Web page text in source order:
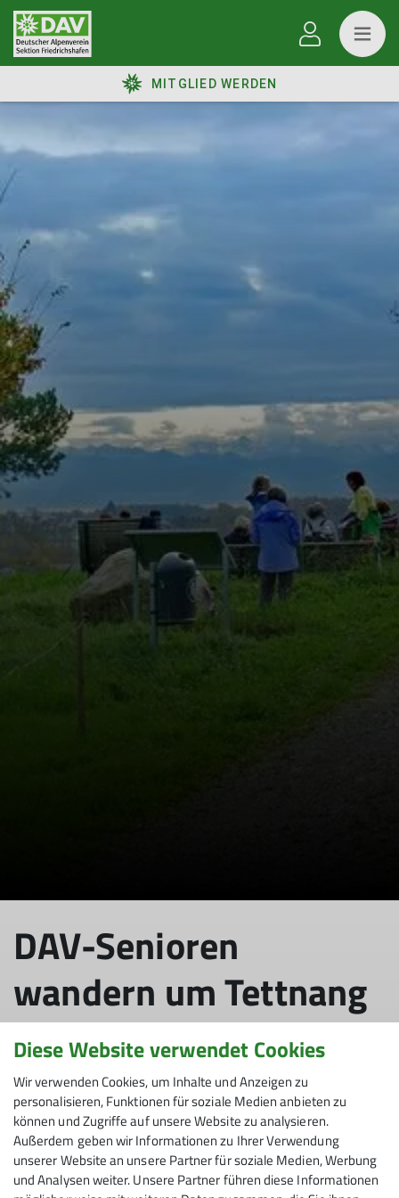
MITGLIED WERDEN
DAV-Senioren
wandern um Tettnang
26.02.2023
Senioren
Die Mittwoch-Seniorengruppe des Alpenvereins
Friedrichshafen plant am Mittwoch, 1. März, eine
Diese Website verwendet Cookies
Wir verwenden Cookies, um Inhalte und Anzeigen zu
personalisieren, Funktionen für soziale Medien anbieten zu
können und Zugriffe auf unsere Website zu analysieren.
Außerdem geben wir Informationen zu Ihrer Verwendung
unserer Website an unsere Partner für soziale Medien, Werbung
und Analysen weiter. Unsere Partner führen diese Informationen